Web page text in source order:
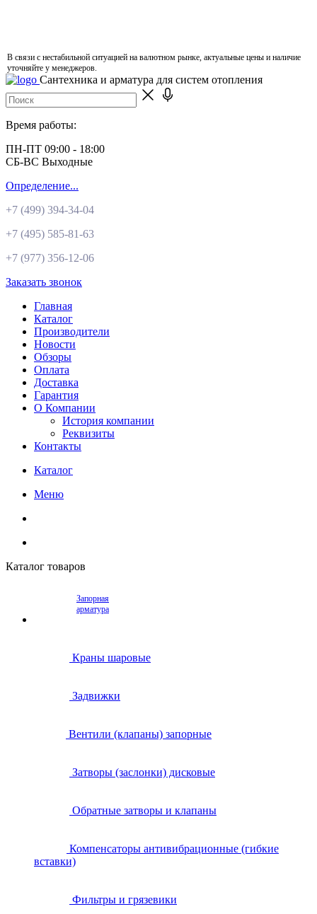
В связи с нестабильной ситуацией на валютном рынке, актуальные цены и наличие
уточняйте у менеджеров.
Сантехника и арматура для систем отопления
Время работы:
ПН-ПТ 09:00 - 18:00
СБ-ВС Выходные
Определение...
+7 (499) 394-34-04
+7 (495) 585-81-63
+7 (977) 356-12-06
Заказать звонок
Главная
Каталог
Производители
Новости
Обзоры
Оплата
Доставка
Гарантия
О Компании
История компании
Реквизиты
Контакты
Каталог
Меню
Каталог товаров
Запорная
арматура
Краны шаровые
Задвижки
Вентили (клапаны) запорные
Затворы (заслонки) дисковые
Обратные затворы и клапаны
Компенсаторы антивибрационные (гибкие
вставки)
Фильтры и грязевики